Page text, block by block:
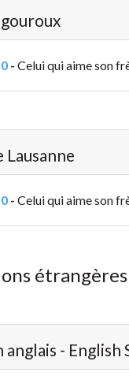
- Celui qui aime son
Lausanne
- Celui qui aime son
étrangères
anglais - English